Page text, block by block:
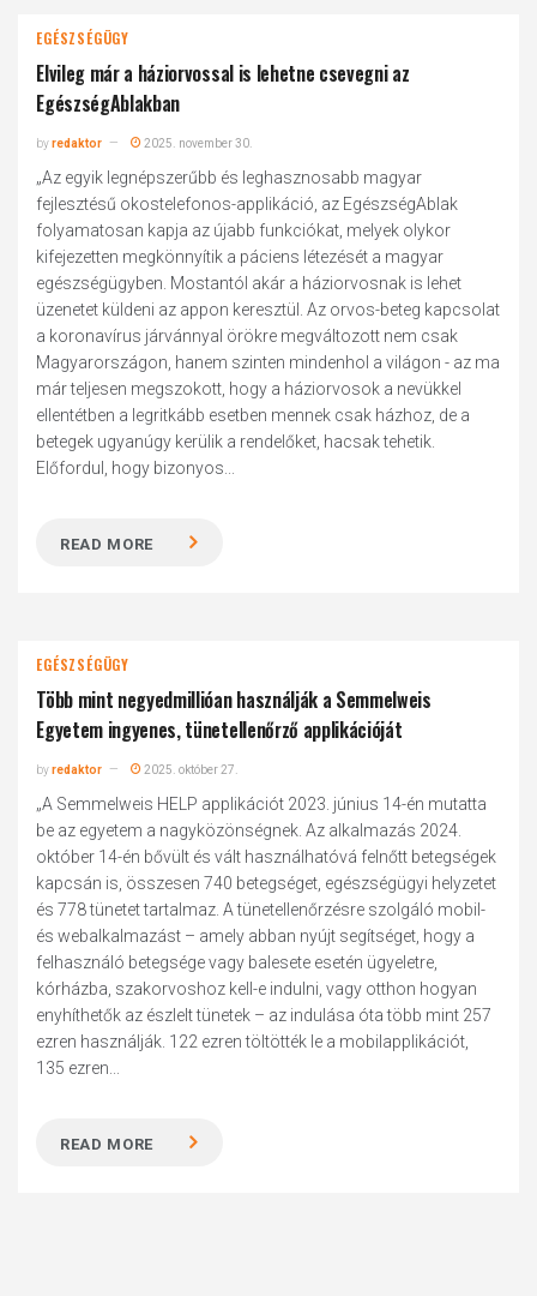
EGÉSZSÉGÜGY
Elvileg már a háziorvossal is lehetne csevegni az
EgészségAblakban
byredaktor 2025. november 30.
„Az egyik legnépszerűbb és leghasznosabb magyar
fejlesztésű okostelefonos-applikáció, az EgészségAblak
folyamatosan kapja az újabb funkciókat, melyek olykor
kifejezetten megkönnyítik a páciens létezését a magyar
egészségügyben. Mostantól akár a háziorvosnak is lehet
üzenetet küldeni az appon keresztül. Az orvos-beteg kapcsolat
a koronavírus járvánnyal örökre megváltozott nem csak
Magyarországon, hanem szinten mindenhol a világon - az ma
már teljesen megszokott, hogy a háziorvosok a nevükkel
ellentétben a legritkább esetben mennek csak házhoz, de a
betegek ugyanúgy kerülik a rendelőket, hacsak tehetik.
Előfordul, hogy bizonyos...
READ MORE
EGÉSZSÉGÜGY
Több mint negyedmillióan használják a Semmelweis
Egyetem ingyenes, tünetellenőrző applikációját
byredaktor 2025. október 27.
„A Semmelweis HELP applikációt 2023. június 14-én mutatta
be az egyetem a nagyközönségnek. Az alkalmazás 2024.
október 14-én bővült és vált használhatóvá felnőtt betegségek
kapcsán is, összesen 740 betegséget, egészségügyi helyzetet
és 778 tünetet tartalmaz. A tünetellenőrzésre szolgáló mobil-
és webalkalmazást – amely abban nyújt segítséget, hogy a
felhasználó betegsége vagy balesete esetén ügyeletre,
kórházba, szakorvoshoz kell-e indulni, vagy otthon hogyan
enyhíthetők az észlelt tünetek – az indulása óta több mint 257
ezren használják. 122 ezren töltötték le a mobilapplikációt,
135 ezren...
READ MORE